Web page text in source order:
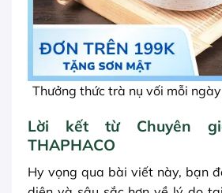
Thưởng thức trà nụ vối mỗi
Lời kết từ Chuyên
THAPHACO
Hy vọng qua bài viết này, bạn